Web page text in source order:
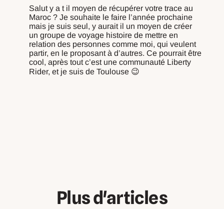
Salut y a t il moyen de récupérer votre trace au
Maroc ? Je souhaite le faire l’année prochaine
mais je suis seul, y aurait il un moyen de créer
un groupe de voyage histoire de mettre en
relation des personnes comme moi, qui veulent
partir, en le proposant à d’autres. Ce pourrait être
cool, après tout c’est une communauté Liberty
Rider, et je suis de Toulouse 😉
Plus d'articles